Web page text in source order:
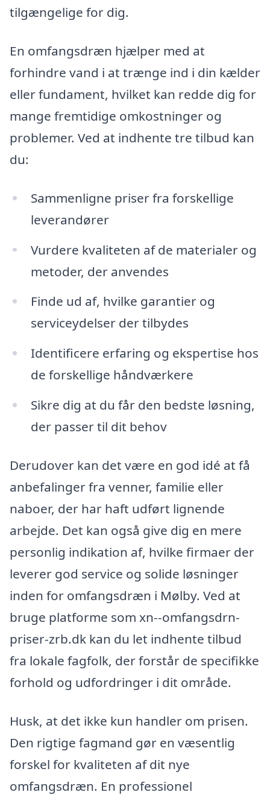
tilgængelige for dig.
En omfangsdræn hjælper med at
forhindre vand i at trænge ind i din kælder
eller fundament, hvilket kan redde dig for
mange fremtidige omkostninger og
problemer. Ved at indhente tre tilbud kan
du:
Sammenligne priser fra forskellige
leverandører
Vurdere kvaliteten af de materialer og
metoder, der anvendes
Finde ud af, hvilke garantier og
serviceydelser der tilbydes
Identificere erfaring og ekspertise hos
de forskellige håndværkere
Sikre dig at du får den bedste løsning,
der passer til dit behov
Derudover kan det være en god idé at få
anbefalinger fra venner, familie eller
naboer, der har haft udført lignende
arbejde. Det kan også give dig en mere
personlig indikation af, hvilke firmaer der
leverer god service og solide løsninger
inden for omfangsdræn i Mølby. Ved at
bruge platforme som xn--omfangsdrn-
priser-zrb.dk kan du let indhente tilbud
fra lokale fagfolk, der forstår de specifikke
forhold og udfordringer i dit område.
Husk, at det ikke kun handler om prisen.
Den rigtige fagmand gør en væsentlig
forskel for kvaliteten af dit nye
omfangsdræn. En professionel